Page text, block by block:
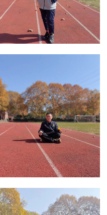
七（1）班董... +more
七（1）班李... +more